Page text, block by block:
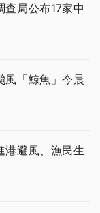
局公布17家中
風「鯨魚」今晨
港避風、漁民生